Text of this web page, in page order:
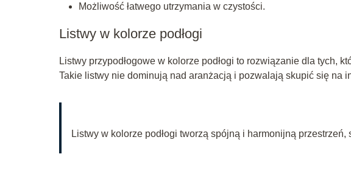
Możliwość łatwego utrzymania w czystości.
Listwy w kolorze podłogi
Listwy przypodłogowe w kolorze podłogi to rozwiązanie dla tych,
Takie listwy nie dominują nad aranżacją i pozwalają skupić się na
Listwy w kolorze podłogi tworzą spójną i harmonijną przestrzeń,